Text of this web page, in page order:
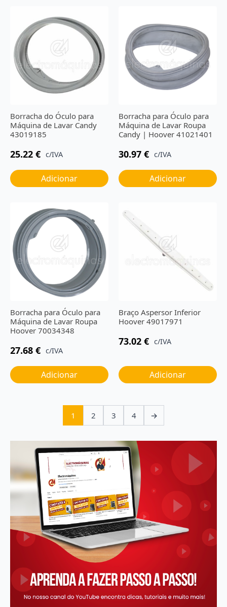
Borracha do Óculo para
Máquina de Lavar Candy
43019185
25.22 € c/IVA
Adicionar
Borracha para Óculo para
Máquina de Lavar Roupa
Candy | Hoover 41021401
30.97 € c/IVA
Adicionar
Borracha para Óculo para
Máquina de Lavar Roupa
Hoover 70034348
27.68 € c/IVA
Adicionar
Braço Aspersor Inferior
Hoover 49017971
73.02 € c/IVA
Adicionar
1 2 3 4 →